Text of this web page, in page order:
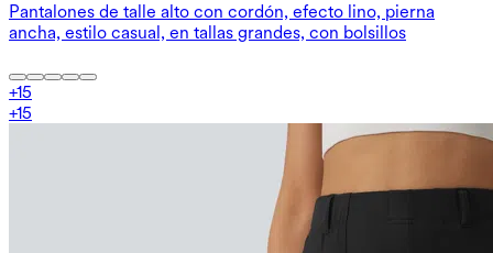
Pantalones de talle alto con cordón, efecto lino, pierna
ancha, estilo casual, en tallas grandes, con bolsillos
+15
+15